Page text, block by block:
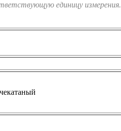
единицу измерения.